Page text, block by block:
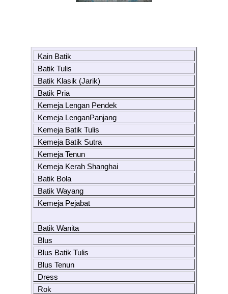
Kain Batik
Batik Tulis
Batik Klasik (Jarik)
Batik Pria
Kemeja Lengan Pendek
Kemeja LenganPanjang
Kemeja Batik Tulis
Kemeja Batik Sutra
Kemeja Tenun
Kemeja Kerah Shanghai
Batik Bola
Batik Wayang
Kemeja Pejabat
Batik Wanita
Blus
Blus Batik Tulis
Blus Tenun
Dress
Rok